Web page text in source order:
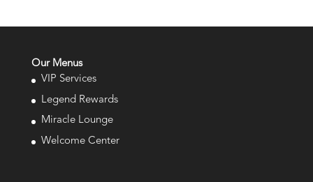
Our Menus
VIP Services
Legend Rewards
Miracle Lounge
Welcome Center